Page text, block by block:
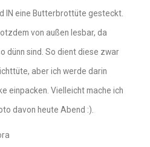
IN eine Butterbrottüte gesteckt.
von außen lesbar, da
dünn sind. So dient diese zwar
aber ich werde darin
einpacken. Vielleicht mache ich
davon heute Abend :).